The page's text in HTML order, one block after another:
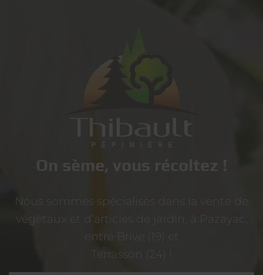
On sème, vous récoltez !
Nous sommes spécialisés dans la vente de
végétaux et d’articles de jardin, à Pazayac,
entre Brive (19) et
Terrasson (24) !